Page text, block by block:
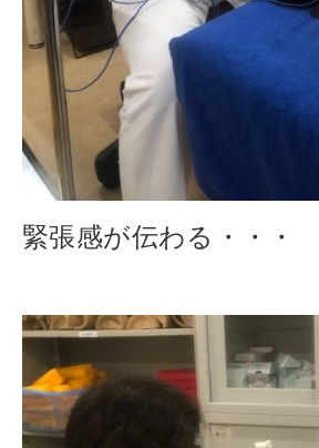
緊張感が伝わる・・・